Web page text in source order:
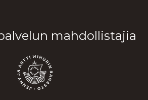
mahdollistajia